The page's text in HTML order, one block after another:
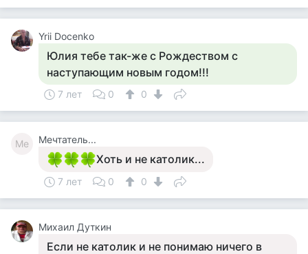
Yrii Docenko
Юлия тебе так-же с Рождеством с
наступающим новым годом!!!
7 лет 0 0
Ме Мечтатель...
Хоть и не католик...
7 лет 0 0
Михаил Дуткин
Если не католик и не понимаю ничего в